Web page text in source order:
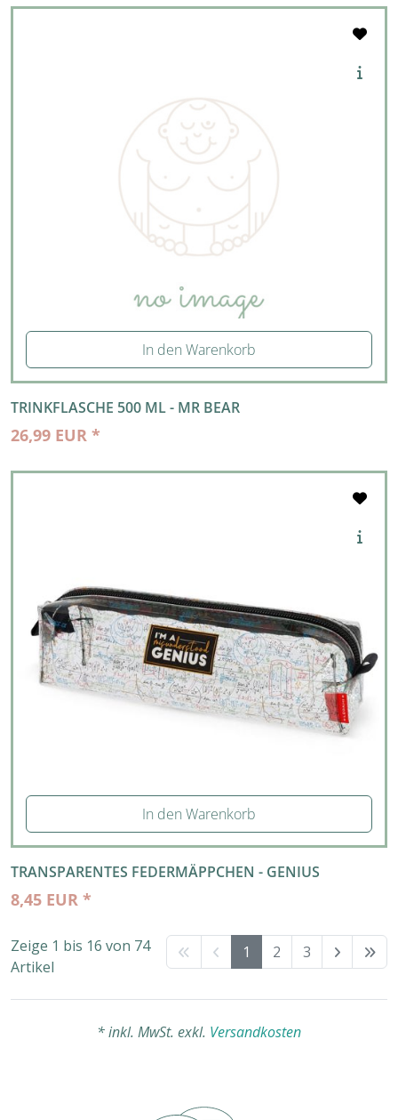
In den Warenkorb
TRINKFLASCHE 500 ML - MR BEAR
26,99 EUR *
In den Warenkorb
TRANSPARENTES FEDERMÄPPCHEN - GENIUS
8,45 EUR *
Zeige 1 bis 16 von 74
Artikel
1 2 3
* inkl. MwSt. exkl. Versandkosten